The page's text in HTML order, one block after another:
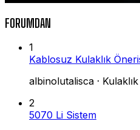
FORUMDAN
1
Kablosuz Kulaklık
albinolutalisca ·
2
5070 Li Sistem